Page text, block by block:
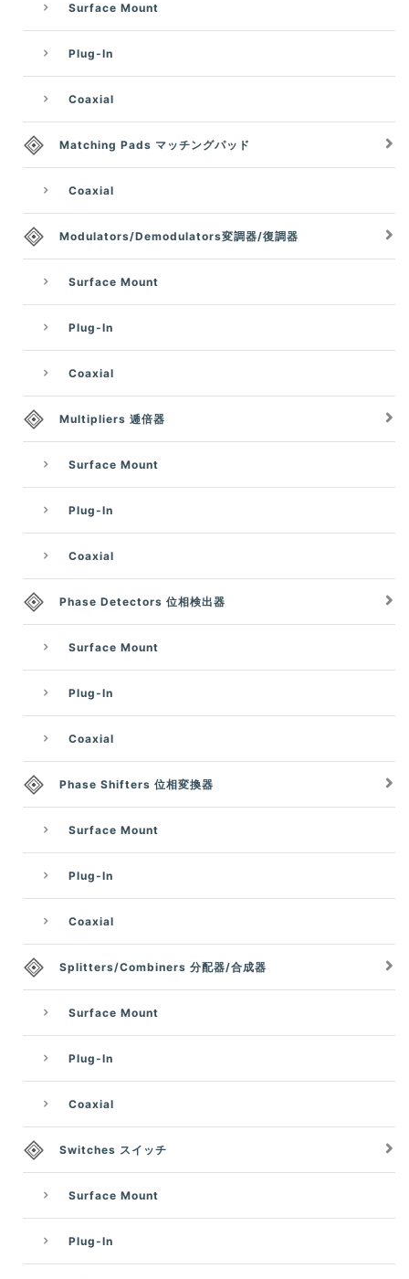
Surface Mount
Plug-In
Coaxial
Matching Pads マッチングパッド
Coaxial
Modulators/Demodulators変調器/復調器
Surface Mount
Plug-In
Coaxial
Multipliers 逓倍器
Surface Mount
Plug-In
Coaxial
Phase Detectors 位相検出器
Surface Mount
Plug-In
Coaxial
Phase Shifters 位相変換器
Surface Mount
Plug-In
Coaxial
Splitters/Combiners 分配器/合成器
Surface Mount
Plug-In
Coaxial
Switches スイッチ
Surface Mount
Plug-In